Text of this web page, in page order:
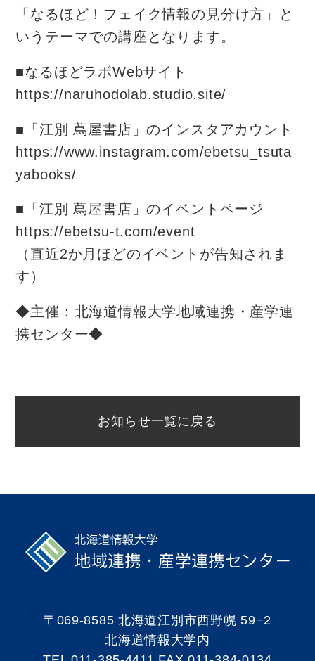
「なるほど！フェイク情報の見分け方」と
いうテーマでの講座となります。
■なるほどラボWebサイト
https://naruhodolab.studio.site/
■「江別 蔦屋書店」のインスタアカウント
https://www.instagram.com/ebetsu_tsuta
yabooks/
■「江別 蔦屋書店」のイベントページ
https://ebetsu-t.com/event
（直近2か月ほどのイベントが告知されま
す）
◆主催：北海道情報大学地域連携・産学連
携センター◆
お知らせ一覧に戻る
〒069-8585 北海道江別市⻄野幌 59−2
北海道情報大学内